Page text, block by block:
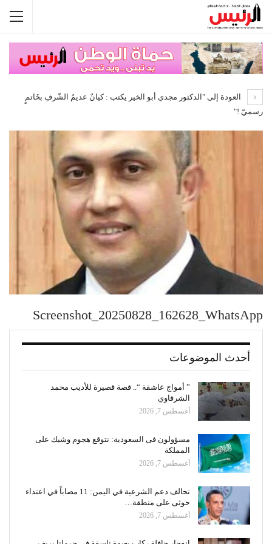
العودة إلى "الدكتور مجدي أبو الخير يكتب : كيانٌ عديمُ الشّرفِ بخَاتمٍ
رسميّ !"
Screenshot_20250828_162628_WhatsApp
أحدث الموضوعات
” أمواج عاشقة “.. قصة قصيرة للأديب محمد
الشرقاوي
أغسطس 7, 2026
مسؤولون فى السعودية: نتوقع هجوم وشيك على
المملكة
أغسطس 7, 2026
تحالف دعم الشرعية في اليمن: 11 مصاباً في اعتداء
حوثى على منطقة…
أغسطس 7, 2026